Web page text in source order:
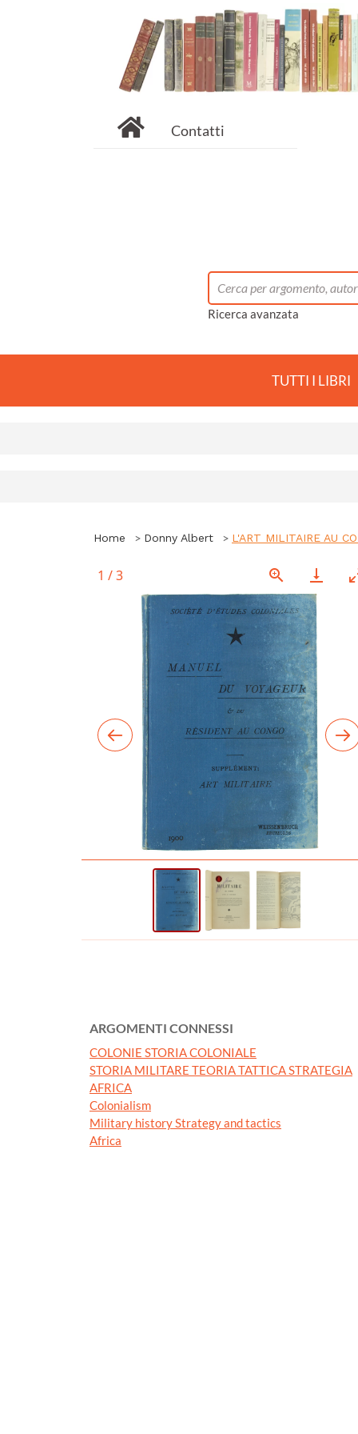
Contatti
Ricerca avanzata
TUTTI I LIBRI
Home Donny Albert L'ART MILITAIRE AU
1 /3
ARGOMENTI CONNESSI
COLONIE STORIA COLONIALE
STORIA MILITARE TEORIA TATTICA STRATEGIA
AFRICA
Colonialism
Military history Strategy and tactics
Africa